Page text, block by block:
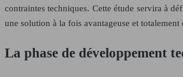
contraintes techniques. Cette étude servira à
une solution à la fois avantageuse et totalement
La phase de développement